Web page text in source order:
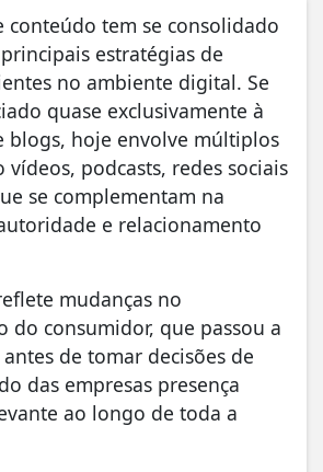
conteúdo tem se consolidado
estratégias de
no ambiente digital. Se
quase exclusivamente à
blogs, hoje envolve múltiplos
podcasts, redes sociais
se complementam na
e relacionamento
mudanças no
do consumidor, que passou a
de tomar decisões de
das empresas presença
ao longo de toda a